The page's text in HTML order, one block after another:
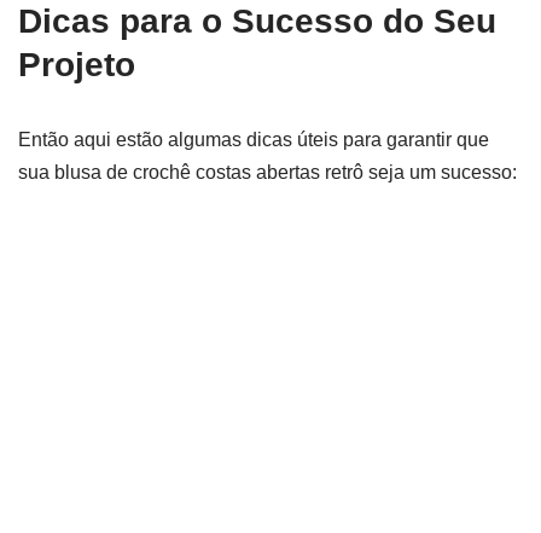
Dicas para o Sucesso do Seu
Projeto
Então aqui estão algumas dicas úteis para garantir que
sua blusa de crochê costas abertas retrô seja um sucesso: